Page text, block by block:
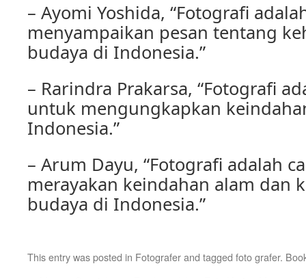
– Ayomi Yoshida, “Fotografi
menyampaikan pesan tentang
budaya di Indonesia.”
– Rarindra Prakarsa, “Fotografi
untuk mengungkapkan
Indonesia.”
– Arum Dayu, “Fotografi adalah
merayakan keindahan alam dan
budaya di Indonesia.”
This entry was posted in Fotograferand tagged foto grafer.